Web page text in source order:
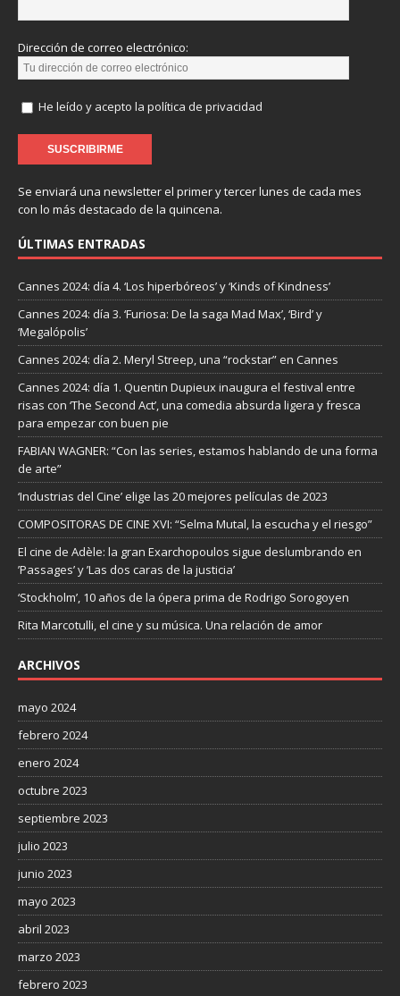
Dirección de correo electrónico:
He leído y acepto la política de privacidad
Se enviará una newsletter el primer y tercer lunes de cada mes
con lo más destacado de la quincena.
ÚLTIMAS ENTRADAS
Cannes 2024: día 4. ‘Los hiperbóreos’ y ‘Kinds of Kindness’
Cannes 2024: día 3. ‘Furiosa: De la saga Mad Max’, ‘Bird’ y
‘Megalópolis’
Cannes 2024: día 2. Meryl Streep, una “rockstar” en Cannes
Cannes 2024: día 1. Quentin Dupieux inaugura el festival entre
risas con ‘The Second Act’, una comedia absurda ligera y fresca
para empezar con buen pie
FABIAN WAGNER: “Con las series, estamos hablando de una forma
de arte”
‘Industrias del Cine’ elige las 20 mejores películas de 2023
COMPOSITORAS DE CINE XVI: “Selma Mutal, la escucha y el riesgo”
El cine de Adèle: la gran Exarchopoulos sigue deslumbrando en
’Passages’ y ’Las dos caras de la justicia’
‘Stockholm’, 10 años de la ópera prima de Rodrigo Sorogoyen
Rita Marcotulli, el cine y su música. Una relación de amor
ARCHIVOS
mayo 2024
febrero 2024
enero 2024
octubre 2023
septiembre 2023
julio 2023
junio 2023
mayo 2023
abril 2023
marzo 2023
febrero 2023